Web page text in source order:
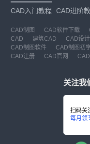
CAD入门教程 CAD进阶
CAD制图 CAD软件下载
CAD
建筑CAD CAD设计
CAD制图软件
CAD制图初
CAD注册
CAD官网
关注我
扫码关
每月领